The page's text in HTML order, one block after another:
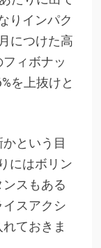
りインパク
につけた高
ィボナッ
を上抜けと
という目
にはボリン
スもある
スアクシ
ておきま